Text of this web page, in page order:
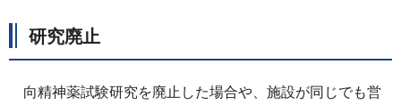
研究廃止
向精神薬試験研究を廃止した場合や、施設が同じでも営